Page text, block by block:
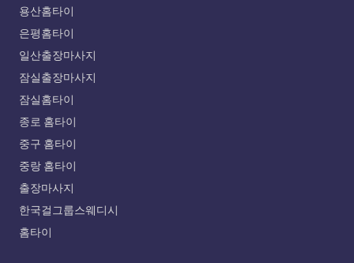
용산홈타이
은평홈타이
일산출장마사지
잠실출장마사지
잠실홈타이
종로 홈타이
중구 홈타이
중랑 홈타이
출장마사지
한국걸그룹스웨디시
홈타이